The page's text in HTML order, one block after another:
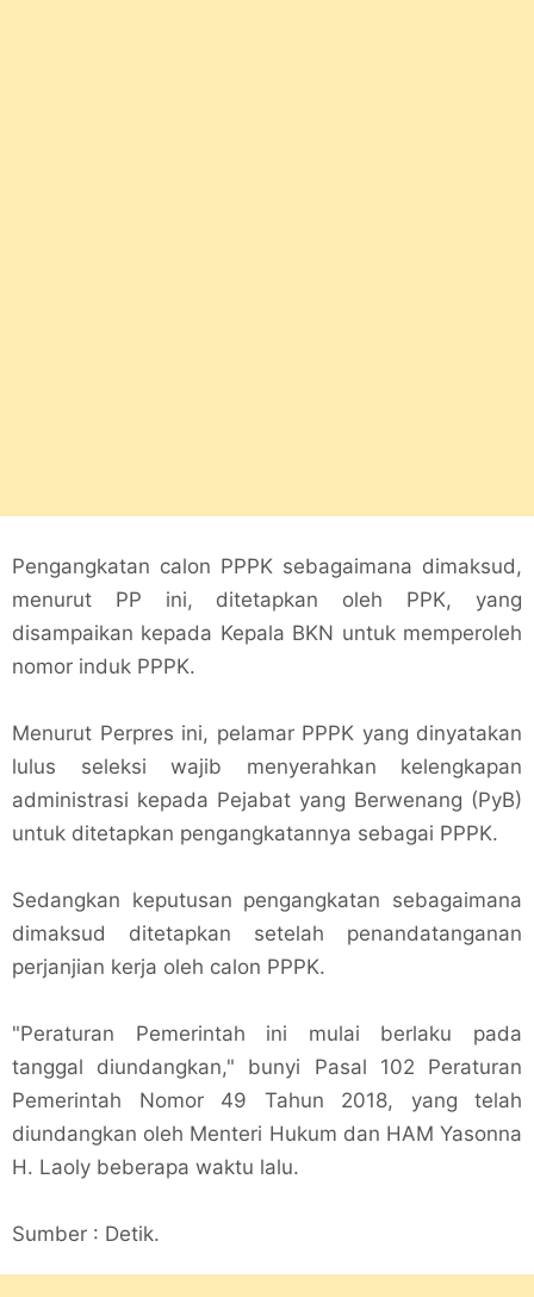
Pengangkatan calon PPPK sebagaimana dimaksud,
menurut PP ini, ditetapkan oleh PPK, yang
disampaikan kepada Kepala BKN untuk memperoleh
nomor induk PPPK.
Menurut Perpres ini, pelamar PPPK yang dinyatakan
lulus seleksi wajib menyerahkan kelengkapan
administrasi kepada Pejabat yang Berwenang (PyB)
untuk ditetapkan pengangkatannya sebagai PPPK.
Sedangkan keputusan pengangkatan sebagaimana
dimaksud ditetapkan setelah penandatanganan
perjanjian kerja oleh calon PPPK.
"Peraturan Pemerintah ini mulai berlaku pada
tanggal diundangkan," bunyi Pasal 102 Peraturan
Pemerintah Nomor 49 Tahun 2018, yang telah
diundangkan oleh Menteri Hukum dan HAM Yasonna
H. Laoly beberapa waktu lalu.
Sumber : Detik.